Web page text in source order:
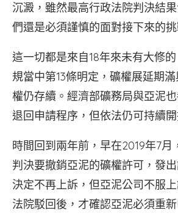
沉澱，雖然最高行政法院判決結
們還是必須謹慎的面對接下來的挑
這一切都是來自18年來未有大修
規當中第13條明定，礦權展延期
權仍存續。經濟部礦務局與亞泥
退回申請程序，但依法仍可持續開
時間回到兩年前，早在2019年7月
判決要撤銷亞泥的礦權許可，發
決定不再上訴，但亞泥公司不服
法院駁回後，才確認亞泥必須重